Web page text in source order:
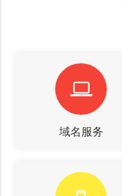
域名服务